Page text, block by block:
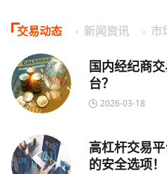
交易动态 新闻资讯 市
国内经纪商
台？
2026-03-18
高杠杆交易
的安全选项！